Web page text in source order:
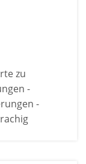
zu
-
-